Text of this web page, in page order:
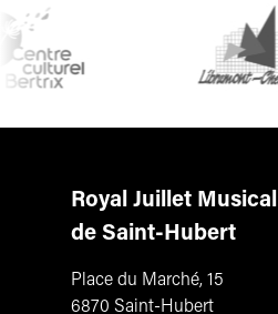
Royal Juillet Musical
de Saint-Hubert
Place du Marché, 15
6870 Saint-Hubert